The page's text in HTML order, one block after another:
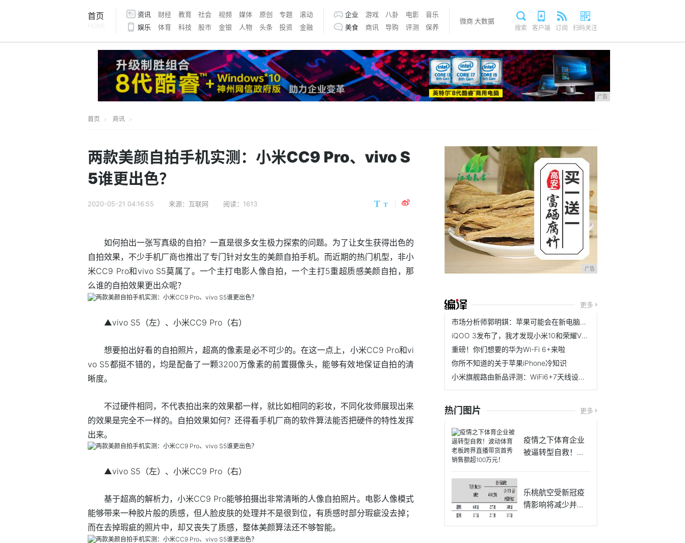
首页
HOME
资讯 财经 教育 社会 视频 媒体 原创 专题
滚动
娱乐
体育 科技 股市 金银 人物 头条 投资 金融
企业 游戏 八卦 电影
音乐
美食
商讯 导购 评测 保养
微商大数据
搜索 客户端 订阅 扫码关注
广告
首页 商讯
两款美颜自拍手机实测：小米CC9 Pro、vivo S
5谁更出色？
2020-05-21 04:16:55 来源：互联网 阅读：1613
如何拍出一张写真级的自拍？一直是很多女生极力探索的问题。为了让女生获得出色的
自拍效果，不少手机厂商也推出了专门针对女生的美颜自拍手机。而近期的热门机型，非小
米CC9 Pro和vivo S5莫属了。一个主打电影人像自拍，一个主打5重超质感美颜自拍，那
么谁的自拍效果更出众呢？
▲vivo S5（左）、小米CC9 Pro（右）
想要拍出好看的自拍照片，超高的像素是必不可少的。在这一点上，小米CC9 Pro和vi
vo S5都挺不错的，均是配备了一颗3200万像素的前置摄像头，能够有效地保证自拍的清
晰度。
不过硬件相同，不代表拍出来的效果都一样，就比如相同的彩妆，不同化妆师展现出来
的效果是完全不一样的。自拍效果如何？还得看手机厂商的软件算法能否把硬件的特性发挥
出来。
▲vivo S5（左）、小米CC9 Pro（右）
基于超高的解析力，小米CC9 Pro能够拍摄出非常清晰的人像自拍照片。电影人像模式
能够带来一种胶片般的质感，但人脸皮肤的处理并不是很到位，有质感时部分瑕疵没去掉；
而在去掉瑕疵的照片中，却又丧失了质感，整体美颜算法还不够智能。
广告
更多
市场分析师郭明錤：苹果可能会在新电脑中首次放弃英特尔芯片
iQOO 3发布了，我才发现小米10和荣耀V30 PRO是真的香！
重磅！你们想要的华为Wi-Fi 6+来啦
你所不知道的关于苹果iPhone冷知识
小米旗舰路由新品评测：WiFi6+7天线设计，售价599元，豪宅无惧
热门图片 更多
疫情之下体育企业
被逼转型自救！波
乐桃航空受新冠疫
情影响将减少并停